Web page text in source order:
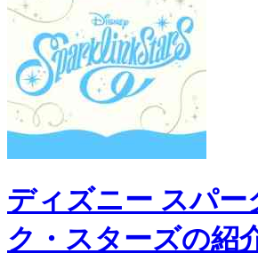
ディズニー スパー
ク・スターズの紹